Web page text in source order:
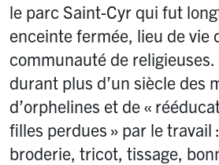
le parc Saint-Cyr qui fut
enceinte fermée, lieu de vie
communauté de
durant plus d’un siècle des
d’orphelines et de «
filles perdues » par le travail
broderie, tricot, tissage,